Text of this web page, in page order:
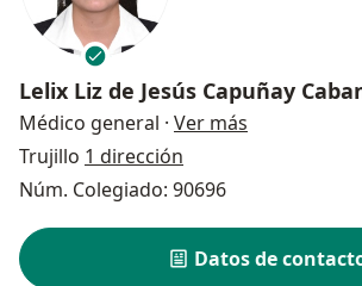
Lelix Liz de Jesús Capuñay
Médico general · Ver más
Trujillo 1 dirección
Núm. Colegiado: 90696
Datos de